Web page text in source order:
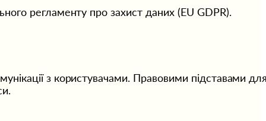
регламенту про захист даних (EU GDPR).
з користувачами. Правовими підставами